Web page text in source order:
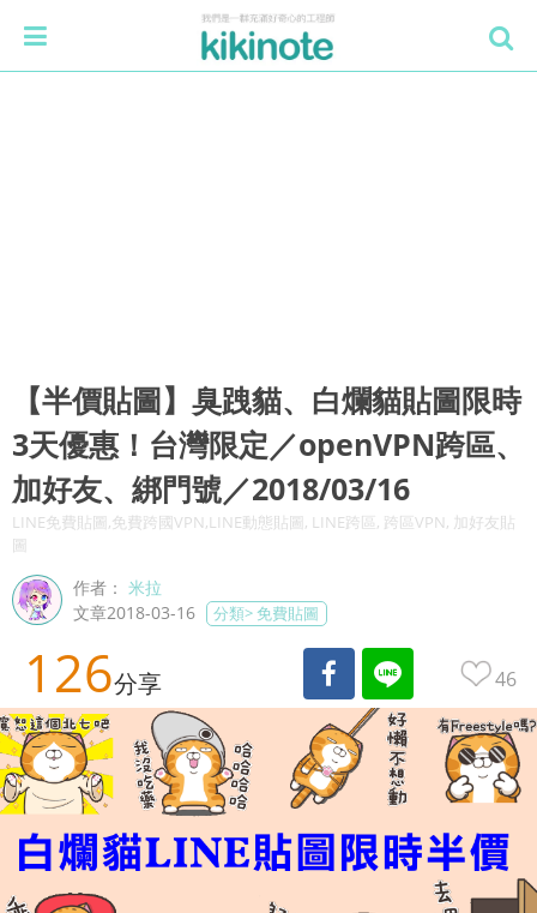
【半價貼圖】臭跩貓、白爛貓貼圖限時
3天優惠！台灣限定／openVPN跨區、
加好友、綁門號／2018/03/16
LINE免費貼圖,免費跨國VPN,LINE動態貼圖, LINE跨區, 跨區VPN, 加好友貼
圖
作者：米拉
文章2018-03-16
分類>免費貼圖
126分享 46